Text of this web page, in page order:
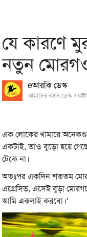
যে কারণে
নতুন
eআরকি ডেস্ক
আমাদের বসার ডেস্ক
এক লোকের খামারে
একটাই, তাও বুড়ো হয়ে
টেকে না।
অতঃপর একদিন শততম
এগ্রেসিভ, এসেই বুড়া
আমি একলাই করবো।'